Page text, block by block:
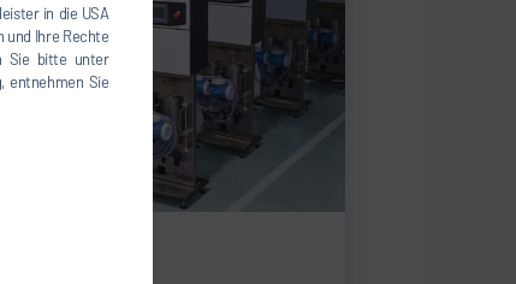
in die USA
und Ihre Rechte
Sie bitte unter
entnehmen Sie